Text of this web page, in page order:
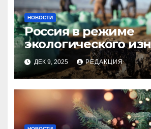
НОВОСТИ
Россия в режиме
экологического
ДЕК 9, 2025 РЕДАКЦИЯ